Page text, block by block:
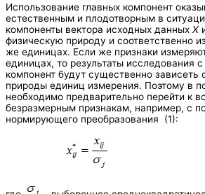
Использование главных компонент
естественным и плодотворным в
компоненты вектора исходных данных X
физическую природу и соответственно
же единицах. Если же признаки
единицах, то результаты исследования
компонент будут существенно зависеть
природы единиц измерения. Поэтому в
необходимо предварительно перейти к
безразмерным признакам, например, с
нормирующего преобразования (1):